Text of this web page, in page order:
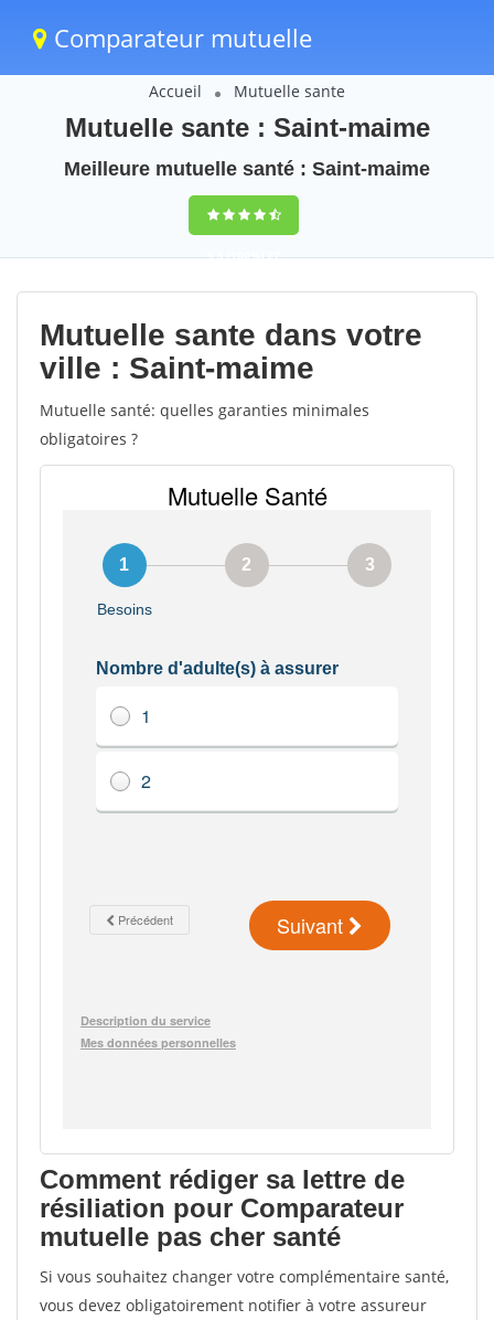
Comparateur mutuelle
Accueil Mutuelle sante
Mutuelle sante : Saint-maime
Meilleure mutuelle santé : Saint-maime
9,5(100%)27
votes
Mutuelle sante dans votre
ville : Saint-maime
Mutuelle santé: quelles garanties minimales
obligatoires ?
Comment rédiger sa lettre de
résiliation pour Comparateur
mutuelle pas cher santé
Si vous souhaitez changer votre complémentaire santé,
vous devez obligatoirement notifier à votre assureur